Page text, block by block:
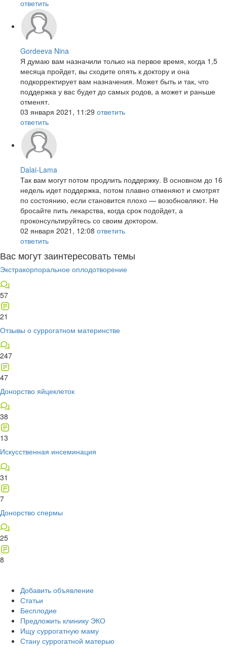
ответить
Gordeeva Nina
Я думаю вам назначили только на первое время, когда 1,5
месяца пройдет, вы сходите опять к доктору и она
подкорректирует вам назначения. Может быть и так, что
поддержка у вас будет до самых родов, а может и раньше
отменят.
03 января 2021, 11:29 ответить
ответить
Dalai-Lama
Так вам могут потом продлить поддержку. В основном до 16
недель идет поддержка, потом плавно отменяют и смотрят
по состоянию, если становится плохо — возобновляют. Не
бросайте пить лекарства, когда срок подойдет, а
проконсультируйтесь со своим доктором.
02 января 2021, 12:08 ответить
ответить
Вас могут заинтересовать темы
Экстракорпоральное оплодотворение
57
21
Отзывы о суррогатном материнстве
247
47
Донорство яйцеклеток
38
13
Искусственная инсеминация
31
7
Донорство спермы
25
8
Добавить объявление
Статьи
Бесплодие
Предложить клинику ЭКО
Ищу суррогатную маму
Стану суррогатной матерью